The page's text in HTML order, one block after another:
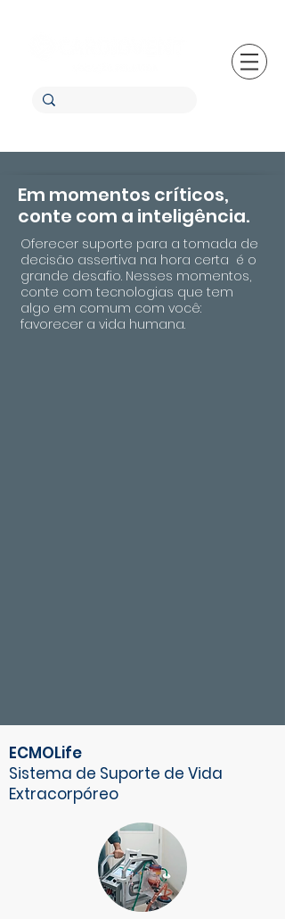
Em momentos críticos,
conte com a inteligência.
Oferecer suporte para a tomada de
decisão assertiva na hora certa é o
grande desafio. Nesses momentos,
conte com tecnologias que tem
algo em comum com você:
favorecer a vida humana.
ECMOLife
Sistema de Suporte de Vida
Extracorpóreo